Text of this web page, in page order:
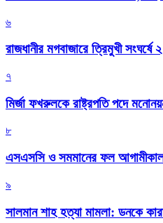
৬
রাজধানীর মগবাজারে ত্রিমুখী সংঘর্ষে
৭
মির্জা ফখরুলকে রাষ্ট্রপতি পদে
৮
এসএসসি ও সমমানের ফল
৯
সালমান শাহ হত্যা মামলা: ডনকে